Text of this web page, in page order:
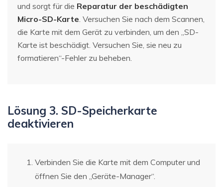
und sorgt für die Reparatur der beschädigten
Micro-SD-Karte. Versuchen Sie nach dem Scannen,
die Karte mit dem Gerät zu verbinden, um den „SD-
Karte ist beschädigt. Versuchen Sie, sie neu zu
formatieren“-Fehler zu beheben.
Lösung 3. SD-Speicherkarte
deaktivieren
Verbinden Sie die Karte mit dem Computer und
öffnen Sie den „Geräte-Manager“.